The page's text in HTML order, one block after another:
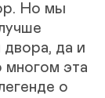
Но мы
двора, да и
многом эта
о